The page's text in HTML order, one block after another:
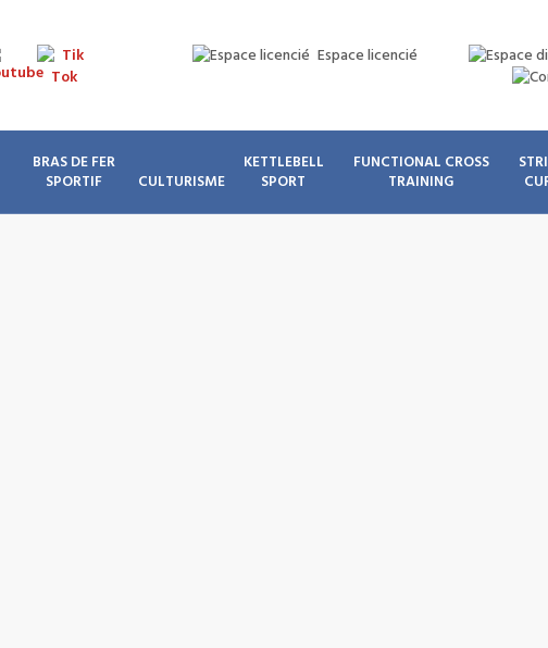
Espace licencié
BRAS DE FER
SPORTIF
CULTURISME
KETTLEBELL
SPORT
FUNCTIONAL CROSS
TRAINING